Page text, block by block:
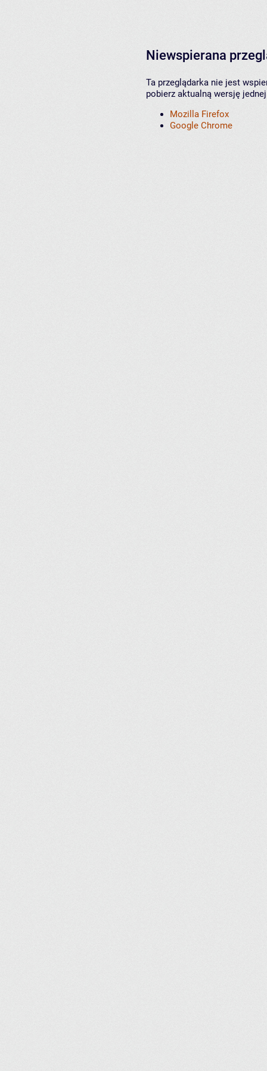
Niewspierana
Ta przeglądarka nie jest
pobierz aktualną wersję
Mozilla Firefox
Google Chrome